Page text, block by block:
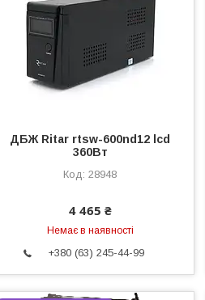
ДБЖ Ritar rtsw-600nd12 lcd
360Вт
28948
4 465 ₴
Немає в наявності
+380 (63) 245-44-99